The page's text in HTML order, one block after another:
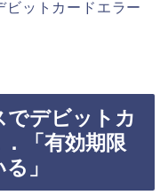
ビットカードエラー
でデビットカ
「有効期限
」